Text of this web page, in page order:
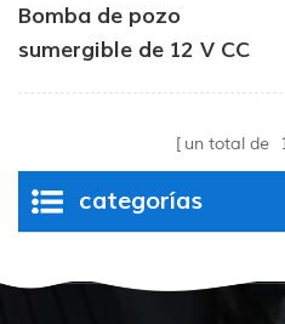
Bomba de pozo
sumergible de 12 V CC
un total de
categorías